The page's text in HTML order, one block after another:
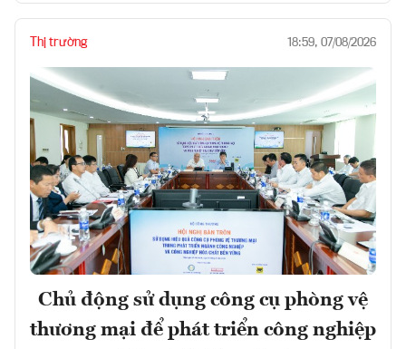
Thị trường 18:59, 07/08/2026
Chủ động sử dụng công cụ phòng vệ
thương mại để phát triển công nghiệp